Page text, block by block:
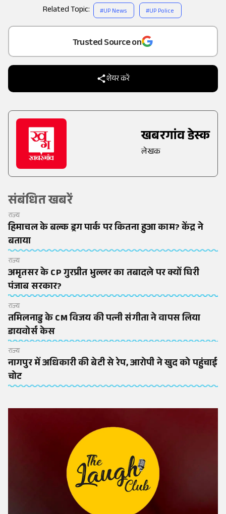
Add
as a
Trusted Source on
शेयर करें
खबरगांव डेस्क
लेखक
संबंधित खबरें
राज्य
हिमाचल के बल्क ड्रग पार्क पर कितना हुआ काम? केंद्र ने
बताया
राज्य
अमृतसर के CP गुरप्रीत भुल्लर का तबादले पर क्यों घिरी
पंजाब सरकार?
राज्य
तमिलनाडु के CM विजय की पत्नी संगीता ने वापस लिया
डायवोर्स केस
राज्य
नागपुर में अधिकारी की बेटी से रेप, आरोपी ने खुद को पहुंचाई
चोट
Related Topic: #UP News #UP Police